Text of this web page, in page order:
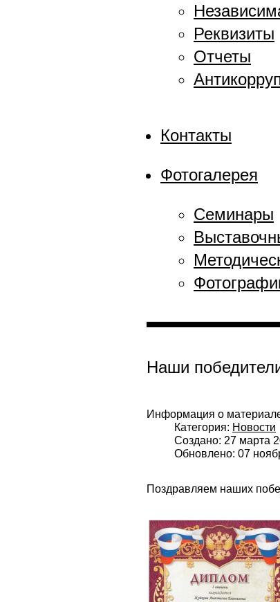
Реквизиты
Отчеты
Контакты
Фотогалерея
Семинары
Наши
Информация о
Категория: Новости
Создано: 27 марта
Обновлено: 07
Поздравляем наших